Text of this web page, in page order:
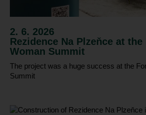
2. 6. 2026
Rezidence Na Plzeňce at the
Woman Summit
The project was a huge success at the
Summit